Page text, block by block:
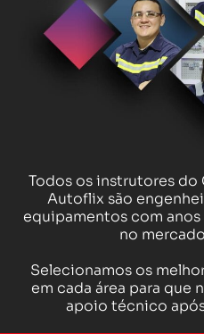
Todos os instrutores
Autoflix são
equipamentos com
no
Selecionamos os
em cada área para que
apoio técnico